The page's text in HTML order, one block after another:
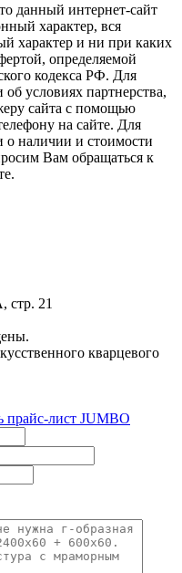
данный интернет-сайт
характер, вся
характер и ни при каких
определяемой
кодекса РФ. Для
условиях партнерства,
сайта с помощью
на сайте. Для
наличии и стоимости
Вам обращаться к
стр. 21
кварцевого
прайс-лист JUMBO